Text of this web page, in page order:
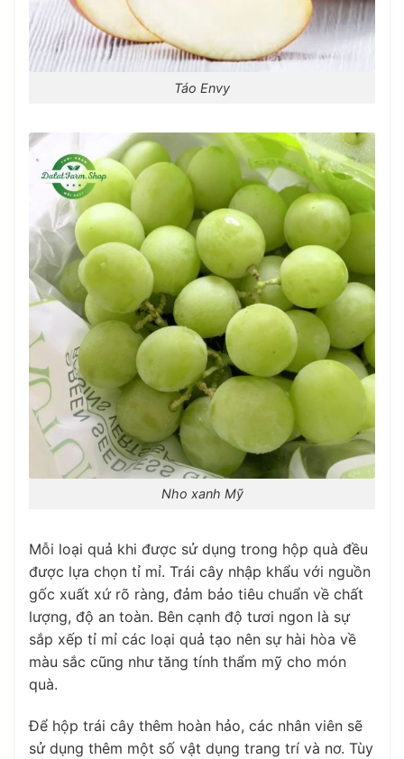
Táo Envy
Nho xanh Mỹ
Mỗi loại quả khi được sử dụng trong hộp quà đều
được lựa chọn tỉ mỉ. Trái cây nhập khẩu với nguồn
gốc xuất xứ rõ ràng, đảm bảo tiêu chuẩn về chất
lượng, độ an toàn. Bên cạnh độ tươi ngon là sự
sắp xếp tỉ mỉ các loại quả tạo nên sự hài hòa về
màu sắc cũng như tăng tính thẩm mỹ cho món
quà.
Để hộp trái cây thêm hoàn hảo, các nhân viên sẽ
sử dụng thêm một số vật dụng trang trí và nơ. Tùy